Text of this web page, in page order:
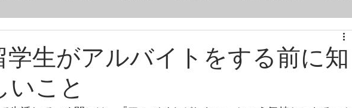
学生がアルバイトをする前に知
いこと